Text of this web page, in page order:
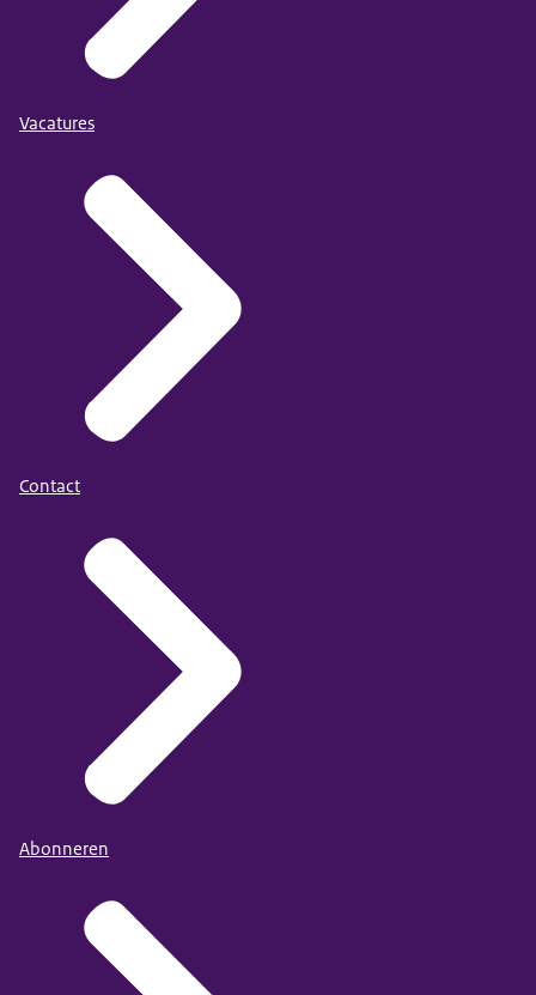
Vacatures
Contact
Abonneren